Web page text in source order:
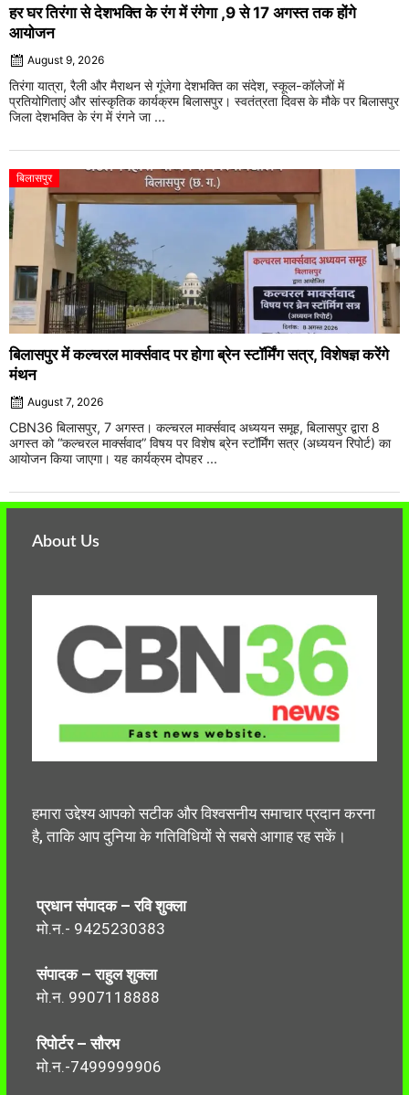
हर घर तिरंगा से देशभक्ति के रंग में रंगेगा ,9 से 17 अगस्त तक होंगे
आयोजन
August 9, 2026
तिरंगा यात्रा, रैली और मैराथन से गूंजेगा देशभक्ति का संदेश, स्कूल-कॉलेजों में
प्रतियोगिताएं और सांस्कृतिक कार्यक्रम बिलासपुर। स्वतंत्रता दिवस के मौके पर बिलासपुर
जिला देशभक्ति के रंग में रंगने जा ...
बिलासपुर
बिलासपुर में कल्चरल मार्क्सवाद पर होगा ब्रेन स्टॉर्मिंग सत्र, विशेषज्ञ करेंगे
मंथन
August 7, 2026
CBN36 बिलासपुर, 7 अगस्त। कल्चरल मार्क्सवाद अध्ययन समूह, बिलासपुर द्वारा 8
अगस्त को “कल्चरल मार्क्सवाद” विषय पर विशेष ब्रेन स्टॉर्मिंग सत्र (अध्ययन रिपोर्ट) का
आयोजन किया जाएगा। यह कार्यक्रम दोपहर ...
About Us
हमारा उद्देश्य आपको सटीक और विश्वसनीय समाचार प्रदान करना
है, ताकि आप दुनिया के गतिविधियों से सबसे आगाह रह सकें।
प्रधान संपादक – रवि शुक्ला
मो.न.- 9425230383
संपादक – राहुल शुक्ला
मो.न. 9907118888
रिपोर्टर – सौरभ
मो.न.-7499999906